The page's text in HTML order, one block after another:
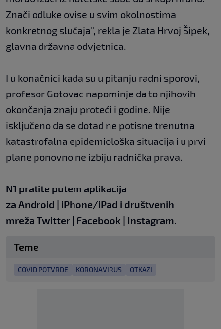
Znači odluke ovise u svim okolnostima
konkretnog slučaja", rekla je Zlata Hrvoj Šipek,
glavna državna odvjetnica.
I u konačnici kada su u pitanju radni sporovi,
profesor Gotovac napominje da to njihovih
okončanja znaju proteći i godine. Nije
isključeno da se dotad ne potisne trenutna
katastrofalna epidemiološka situacija i u prvi
plane ponovno ne izbiju radnička prava.
N1 pratite putem aplikacija
za Android | iPhone/iPad i društvenih
mreža Twitter | Facebook | Instagram.
Teme
COVID POTVRDE KORONAVIRUS OTKAZI